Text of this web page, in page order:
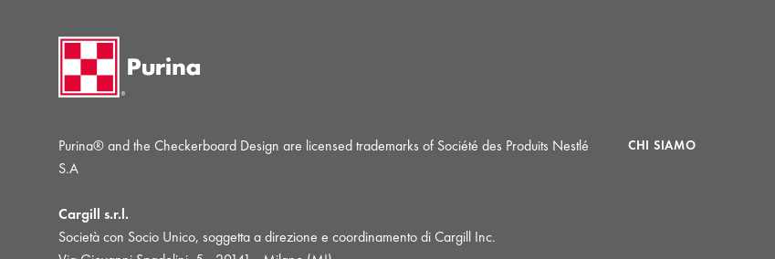
Purina® and the Checkerboard Design are licensed trademarks of Société des Produits Nestlé
S.A
Cargill s.r.l.
Società con Socio Unico, soggetta a direzione e coordinamento di Cargill Inc.
CHI SIAMO